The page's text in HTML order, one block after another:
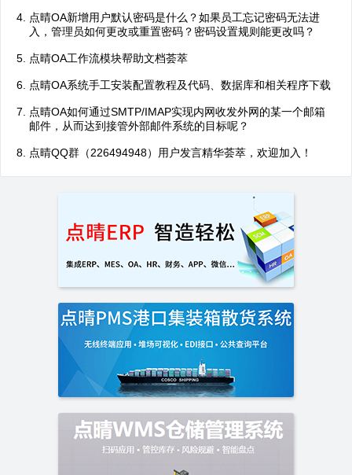
点晴OA新增用户默认密码是什么？如果员工忘记密码无法进
入，管理员如何更改或重置密码？密码设置规则能更改吗？
点晴OA工作流模块帮助文档荟萃
点晴OA系统手工安装配置教程及代码、数据库和相关程序下载
点晴OA如何通过SMTP/IMAP实现内网收发外网的某一个邮箱
邮件，从而达到接管外部邮件系统的目标呢？
点晴QQ群（226494948）用户发言精华荟萃，欢迎加入！